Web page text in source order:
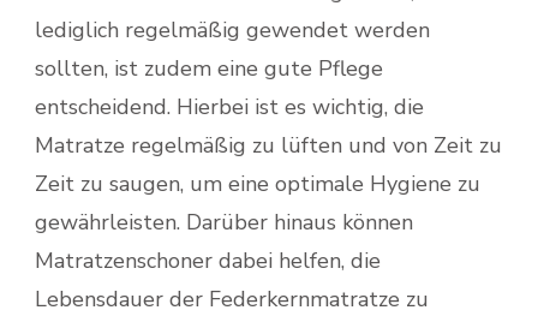
lediglich regelmäßig gewendet werden
sollten, ist zudem eine gute Pflege
entscheidend. Hierbei ist es wichtig, die
Matratze regelmäßig zu lüften und von Zeit zu
Zeit zu saugen, um eine optimale Hygiene zu
gewährleisten. Darüber hinaus können
Matratzenschoner dabei helfen, die
Lebensdauer der Federkernmatratze zu